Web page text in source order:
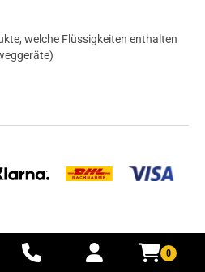
0
welche Flüssigkeiten enthalten
IN VERBINDUNG BLEIBEN